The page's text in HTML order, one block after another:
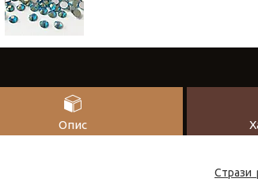
Опис
Стрази